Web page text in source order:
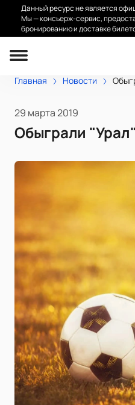
Данный ресурс не является
Мы — консьерж-сервис,
бронированию и доставке
Главная Новости
29 марта 2019
Обыграли